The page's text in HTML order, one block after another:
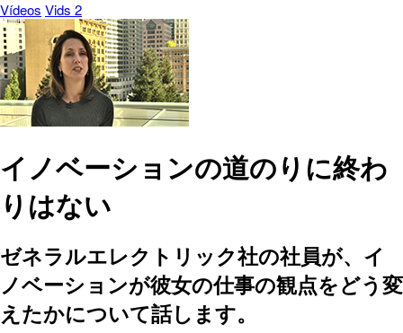
Vídeos Vids 2
イノベーションの道のりに終わ
りはない
ゼネラルエレクトリック社の社員が、イ
ノベーションが彼女の仕事の観点をどう変
えたかについて話します。